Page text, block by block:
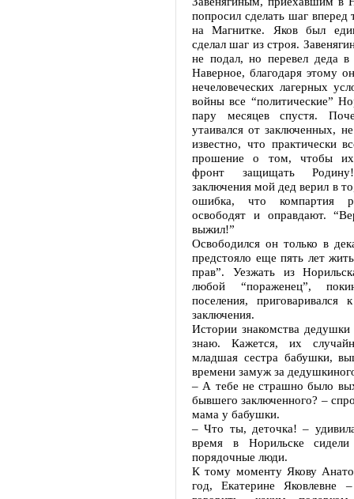
попросил сделать шаг вперед
на Магнитке. Яков был
сделал шаг из строя.
не подал, но перевел деда
Наверное, благодаря этому
нечеловеческих лагерных
войны все “политические”
пару месяцев спустя.
утаивался от заключенных,
известно, что практически
прошение о том, чтобы их
фронт защищать
заключения мой дед верил в
ошибка, что компартия
освободят и оправдают.
выжил!”
Освободился он только в
предстояло еще пять лет
прав”. Уезжать из
любой “пораженец”,
поселения, приговаривался
заключения.
Истории знакомства
знаю. Кажется, их
младшая сестра бабушки,
времени замуж за
– А тебе не страшно было
бывшего заключенного? –
мама у бабушки.
– Что ты, деточка! –
время в Норильске сидели
порядочные люди.
К тому моменту Якову
год, Екатерине